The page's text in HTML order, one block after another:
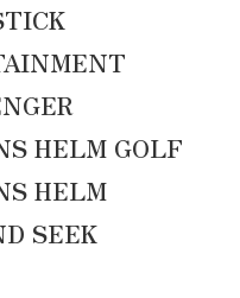
HELM GOLF
HELM
SEEK